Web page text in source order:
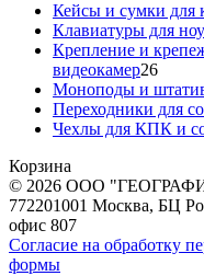
Кейсы и сумки для
Клавиатуры для
Крепление и
видеокамер2626
Моноподы и
Переходники для
Чехлы для КПК и
Корзина
© 2026 ООО
772201001 Москва, БЦ
офис 807
Согласие на обработку
формы